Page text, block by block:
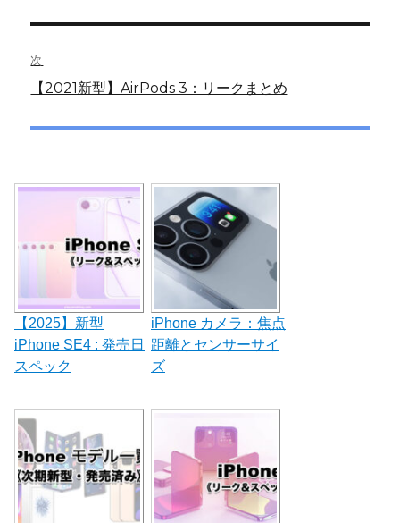
ビ
ゲ
ー
ン
稿:
次
次【2021新型】AirPods 3：リークまとめ
【2025】新型
iPhone SE4 : 発売日
スペック
iPhone カメラ：焦点
距離とセンサーサイ
ズ